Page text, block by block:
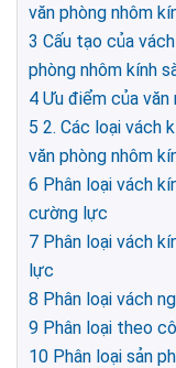
văn phòng nhôm
3 Cấu tạo của
phòng nhôm kính
4 Ưu điểm của văn
5 2. Các loại vách
văn phòng nhôm
6 Phân loại vách
cường lực
7 Phân loại vách
lực
8 Phân loại vách
9 Phân loại theo
10 Phân loại sản